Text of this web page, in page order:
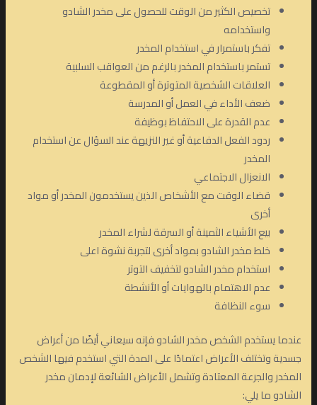
تخصيص الكثير من الوقت للحصول على مخدر الشادو
واستخدامه
تفكر باستمرار في استخدام المخدر
تستمر باستخدام المخدر بالرغم من العواقب السلبية
العلاقات الشخصية المتوترة أو المقطوعة
ضعف الأداء في العمل أو المدرسة
عدم القدرة على الاحتفاظ بوظيفة
ردود الفعل الدفاعية أو غير النزيهة عند السؤال عن استخدام
المخدر
الانعزال الاجتماعي
قضاء الوقت مع الأشخاص الذين يستخدمون المخدر أو مواد
أخرى
بيع الأشياء الثمينة أو السرقة لشراء المخدر
خلط مخدر الشادو بمواد أخرى لتجربة نشوة اعلى
استخدام مخدر الشادو لتخفيف التوتر
عدم الاهتمام بالهوايات أو الأنشطة
سوء النظافة
عندما يستخدم الشخص مخدر الشادو فإنه سيعاني أيضًا من أعراض
جسدية وتختلف الأعراض اعتمادًا على المدة التي استخدم فيها الشخص
المخدر والجرعة المعتادة وتشمل الأعراض الشائعة لإدمان مخدر
الشادو ما يلي: